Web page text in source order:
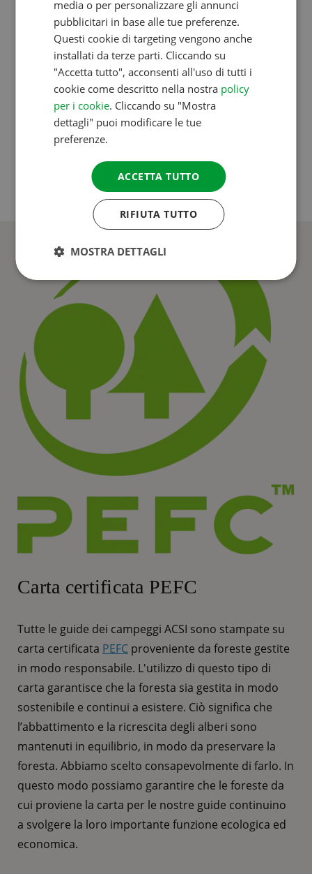
possono essere raggiunte in auto. Secondo
Centraal(sito in olandese), un viaggio in auto
contribuisce all'effetto serra da 1 a 4 volte meno
dello stesso viaggio fatto in aereo. Inoltre, andare in
vacanza con un'auto elettrica è sempre più facile;
sempre più campeggi offrono la possibilità di
ricaricare le auto elettriche. Anche in questo caso è
possibile, durante le ricerche su
campeggipiccoli.it
eSuncamp.it, selezionare questo
tipo di strutture.
Carta certificata PEFC
Tutte le guide dei campeggi ACSI sono stampate su
carta certificata PEFC proveniente da foreste gestite
in modo responsabile. L'utilizzo di questo tipo di
carta garantisce che la foresta sia gestita in modo
sostenibile e continui a esistere. Ciò significa che
l’abbattimento e la ricrescita degli alberi sono
mantenuti in equilibrio, in modo da preservare la
foresta. Abbiamo scelto consapevolmente di farlo. In
questo modo possiamo garantire che le foreste da
cui proviene la carta per le nostre guide continuino
a svolgere la loro importante funzione ecologica ed
economica.
ITALIAN
DANISH
SWEDISH
media o per personalizzare gli annunci
pubblicitari in base alle tue preferenze.
Questi cookie di targeting vengono anche
installati da terze parti. Cliccando su
"Accetta tutto", acconsenti all'uso di tutti i
cookie come descritto nella nostra policy
per i cookie. Cliccando su "Mostra
dettagli" puoi modificare le tue
preferenze.
ACCETTA TUTTO
RIFIUTA TUTTO
MOSTRA DETTAGLI